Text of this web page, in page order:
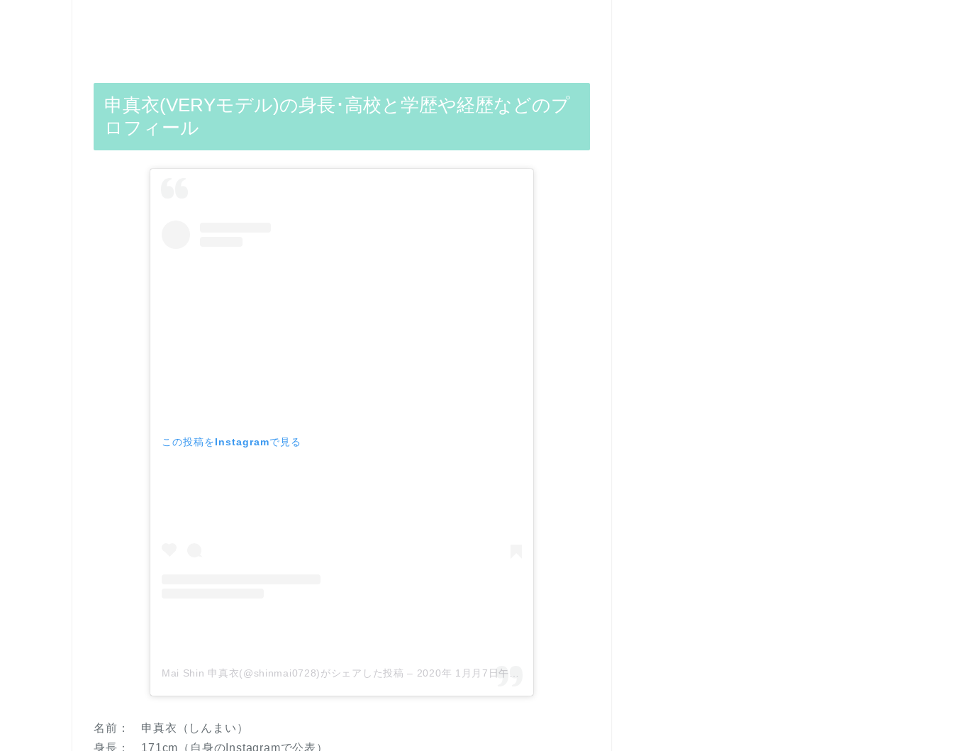
申真衣(VERYモデル)の身長･高校と学歴や経歴などのプ
ロフィール
この投稿をInstagramで見る
Mai Shin 申真衣(@shinmai0728)がシェアした投稿 – 2020年 1月月7日午前4時26分PST
名前： 申真衣（しんまい）
身長： 171cm（自身のInstagramで公表）